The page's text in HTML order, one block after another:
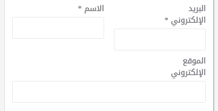
الاسم * البريد
الإلكتروني *
الموقع
الإلكتروني